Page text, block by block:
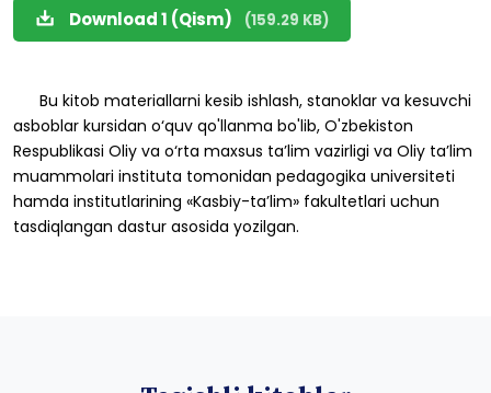
Download 1 (Qism) (159.29 KB)
Bu kitob materiallarni kesib ishlash, stanoklar va kesuvchi
asboblar kursidan o‘quv qo'llanma bo'lib, O'zbekiston
Respublikasi Oliy va o‘rta maxsus ta’lim vazirligi va Oliy ta’lim
muammolari instituta tomonidan pedagogika universiteti
hamda institutlarining «Kasbiy-ta’lim» fakultetlari uchun
tasdiqlangan dastur asosida yozilgan.